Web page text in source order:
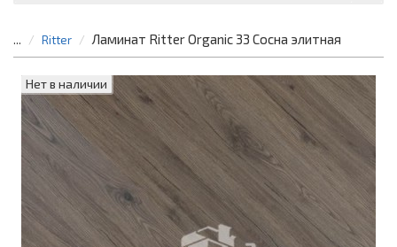
... Ritter Ламинат Ritter Organic 33 Сосна элитная
Нет в наличии